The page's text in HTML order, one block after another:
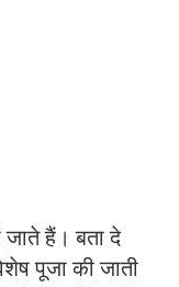
हैं। बता दे
पूजा की जाती